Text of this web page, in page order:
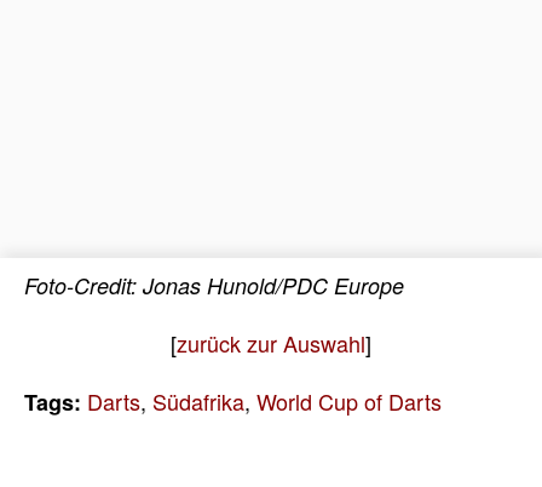
Foto-Credit: Jonas Hunold/PDC Europe
[zurück zur Auswahl]
Tags: Darts, Südafrika, World Cup of Darts